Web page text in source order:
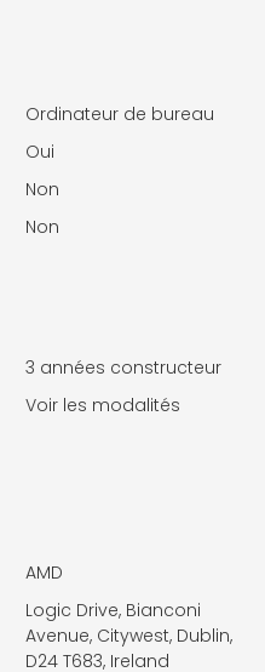
Ordinateur de bureau
Oui
Non
Non
3 années constructeur
Voir les modalités
AMD
Logic Drive, Bianconi
Avenue, Citywest, Dublin,
D24 T683, Ireland